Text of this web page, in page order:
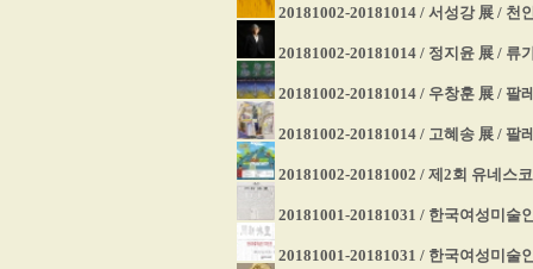
20181002-20181014 / 서성강 展 / 천
20181002-20181014 / 정지윤 展 / 류
20181002-20181014 / 우창훈 展 / 팔
20181002-20181014 / 고혜송 展 / 팔
20181002-20181002 / 제2회 유네스
20181001-20181031 / 한국여성미술
20181001-20181031 / 한국여성미